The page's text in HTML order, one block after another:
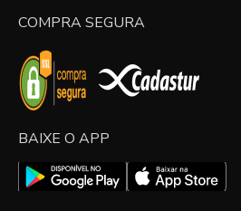
COMPRA SEGURA
BAIXE O APP